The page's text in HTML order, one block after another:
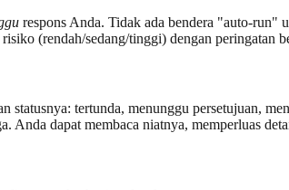
respons Anda. Tidak ada bendera "auto-run"
(rendah/sedang/tinggi) dengan peringatan
statusnya: tertunda, menunggu persetujuan,
dapat membaca niatnya, memperluas